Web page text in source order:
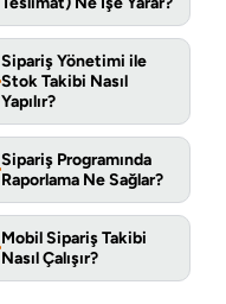
Sipariş Yönetimi ile
Stok Takibi Nasıl
Yapılır?
Sipariş Programında
Raporlama Ne Sağlar?
Mobil Sipariş Takibi
Nasıl Çalışır?